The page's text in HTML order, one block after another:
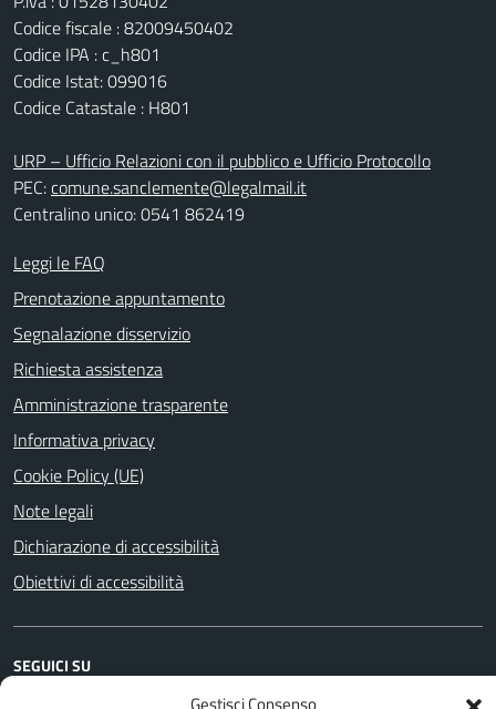
Codice fiscale : 82009450402
Codice IPA : c_h801
Codice Istat: 099016
Codice Catastale : H801
URP – Ufficio Relazioni con il pubblico e Ufficio Protocollo
PEC:comune.sanclemente@legalmail.it
Centralino unico: 0541 862419
Leggi le FAQ
Prenotazione appuntamento
Segnalazione disservizio
Richiesta assistenza
Amministrazione trasparente
Informativa privacy
Cookie Policy (UE)
Note legali
Dichiarazione di accessibilità
Obiettivi di accessibilità
SEGUICI SU